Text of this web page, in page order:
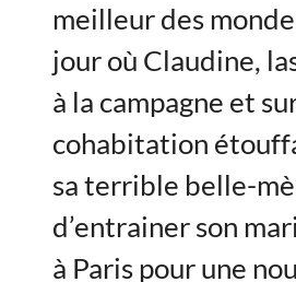
meilleur des
jour où Claudine,
à la campagne et
cohabitation
sa terrible belle-
d’entrainer son
à Paris pour une